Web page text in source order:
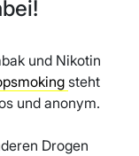
und Nikotin
steht
und anonym.
Drogen